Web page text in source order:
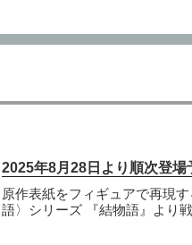
2025年8月28日より順次登場
原作表紙をフィギュアで再現
語〉シリーズ 『結物語』より